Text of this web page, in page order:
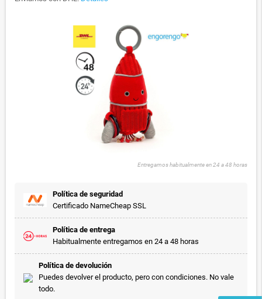
Entregamos habitualmente en 24 a 48 horas
Política de seguridad
Certificado NameCheap SSL
Política de entrega
Habitualmente entregamos en 24 a 48 horas
Política de devolución
Puedes devolver el producto, pero con condiciones. No vale
todo.